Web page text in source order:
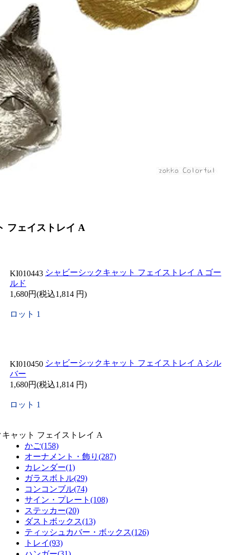
フェイストレイ A
KI010443 シャビーシックキャット フェイストレイ A ゴー
ルド
1,680円(税込1,814 円)
ロット 1
KI010450 シャビーシックキャット フェイストレイ A シル
バー
1,680円(税込1,814 円)
ロット 1
ャット フェイストレイ A
かご(158)
オーナメント・飾り(287)
カレンダー(1)
ガラスボトル(29)
コンコンブル(74)
サイン・プレート(108)
ステッカー(20)
ダストボックス(13)
ティッシュカバー・ボックス(126)
トレイ(93)